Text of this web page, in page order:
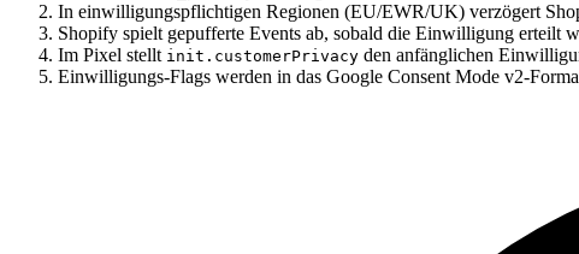
In einwilligungspflichtigen Regionen (EU/EWR/UK) verzögert
Shopify spielt gepufferte Events ab, sobald die Einwilligung erteilt
Im Pixel stellt init.customerPrivacy den anfänglichen
Einwilligungs-Flags werden in das Google Consent Mode v2-